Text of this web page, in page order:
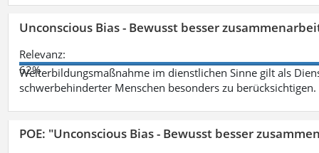
Unconscious Bias - Bewusst besser
Relevanz:
62%
Weiterbildungsmaßnahme im dienstlichen Sinne gilt als
schwerbehinderter Menschen besonders zu berücksichtigen.
POE: "Unconscious Bias - Bewusst besser